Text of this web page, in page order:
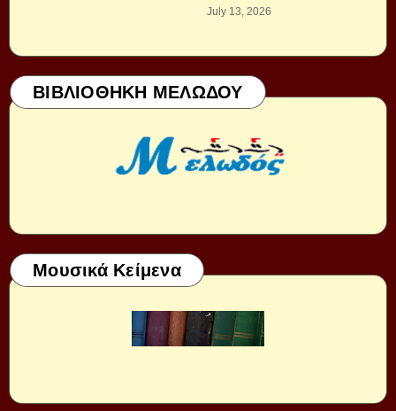
July 13, 2026
ΒΙΒΛΙΟΘΗΚΗ ΜΕΛΩΔΟΥ
Μουσικά Κείμενα